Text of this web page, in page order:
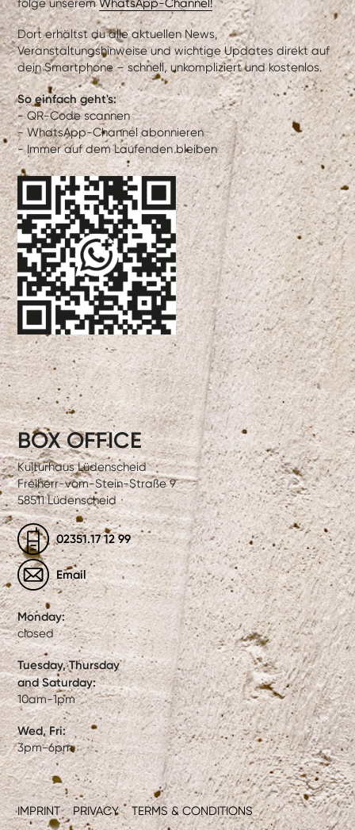
folge unseremWhatsApp-Channel!
Dort erhältst du alle aktuellen News,
Veranstaltungshinweise und wichtige Updates direkt auf
dein Smartphone – schnell, unkompliziert und kostenlos.
So einfach geht's:
- QR-Code scannen
- WhatsApp-Channel abonnieren
- Immer auf dem Laufenden bleiben
IMPRINT PRIVACY TERMS & CONDITIONS
BOX OFFICE
Kulturhaus Lüdenscheid
Freiherr-vom-Stein-Straße 9
58511 Lüdenscheid
02351.17 12 99
Email
Monday:
closed
Tuesday, Thursday
and Saturday:
10am-1pm
Wed, Fri:
3pm-6pm